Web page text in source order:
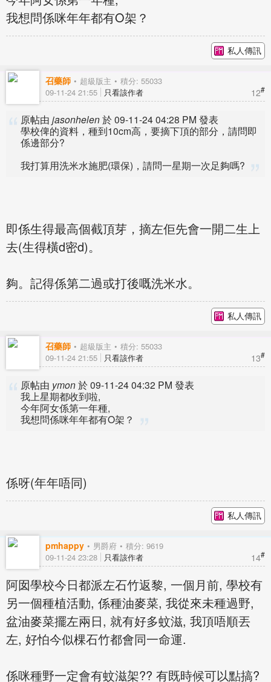
我想問係咪年年都有O架？
私人傳訊
召藥師 超級版主 積分: 55033
12#
09-11-24 21:55 只看該作者
原帖由 jasonhelen於 09-11-24 04:28 PM 發表
學校俾的資料，種到10cm高，要摘下頂的部分，請問即
係邊部分?
我打算用洗米水施肥(環保)，請問一星期一次足夠嗎?
即係生得最高個截頂芽，摘左佢先會一開二生上
去(生得橫d密d)。
夠。記得係第二過或打後嘅洗米水。
私人傳訊
召藥師 超級版主 積分: 55033
13#
09-11-24 21:55 只看該作者
原帖由 ymon於 09-11-24 04:32 PM 發表
我上星期都收到啦,
今年阿女係第一年種,
我想問係咪年年都有O架？
係呀(年年唔同)
私人傳訊
pmhappy 男爵府 積分: 9619
14#
09-11-24 23:28 只看該作者
阿囡學校今日都派左石竹返黎, 一個月前, 學校有
另一個種植活動, 係種油麥菜, 我從來未種過野,
盆油麥菜擺左兩日, 就有好多蚊滋, 我頂唔順丟
左, 好怕今似棵石竹都會同一命運.
係咪種野一定會有蚊滋架?? 有既時候可以點搞?